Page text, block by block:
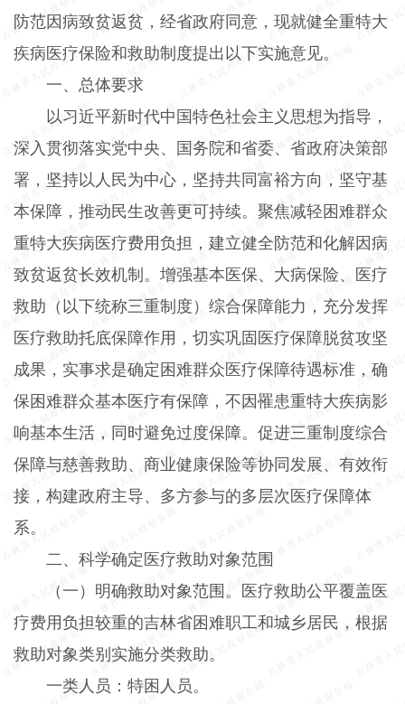
防范因病致贫返贫，经省政府同意，现就健全重特大
疾病医疗保险和救助制度提出以下实施意见。
一、总体要求
以习近平新时代中国特色社会主义思想为指导，
深入贯彻落实党中央、国务院和省委、省政府决策部
署，坚持以人民为中心，坚持共同富裕方向，坚守基
本保障，推动民生改善更可持续。聚焦减轻困难群众
重特大疾病医疗费用负担，建立健全防范和化解因病
致贫返贫长效机制。增强基本医保、大病保险、医疗
救助（以下统称三重制度）综合保障能力，充分发挥
医疗救助托底保障作用，切实巩固医疗保障脱贫攻坚
成果，实事求是确定困难群众医疗保障待遇标准，确
保困难群众基本医疗有保障，不因罹患重特大疾病影
响基本生活，同时避免过度保障。促进三重制度综合
保障与慈善救助、商业健康保险等协同发展、有效衔
接，构建政府主导、多方参与的多层次医疗保障体
系。
二、科学确定医疗救助对象范围
（一）明确救助对象范围。医疗救助公平覆盖医
疗费用负担较重的吉林省困难职工和城乡居民，根据
救助对象类别实施分类救助。
一类人员：特困人员。